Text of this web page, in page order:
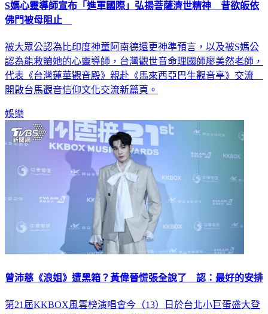
S媽心靈導師宣布「進軍國際」弘揚菩薩濟世精神 昔欲皈依
佛門被母阻止
被大眾公認為比印度神童阿南德還更神準預言，以及被S媽公
認為能救贖她的心靈導師，台灣觀世音命理國師廖美然老師，
代表《台灣蓮華觀音殿》親赴《馬來西亞巴生觀音亭》交流
開啟台馬觀音信仰文化交流新篇頁。
娛樂
曾沛慈《浪姐》遭黑箱？黃偉晉慌張全說了 認：最好的安排
第21屆KKBOX風雲榜演唱會今（13）日於台北小巨蛋盛大登